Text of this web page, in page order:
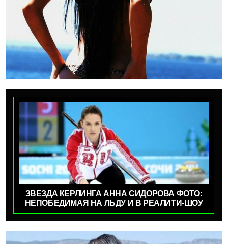
ЗВЕЗДА КЕРЛИНГА АННА СИДОРОВА ФОТО:
НЕПОБЕДИМАЯ НА ЛЬДУ И В РЕАЛИТИ-ШОУ